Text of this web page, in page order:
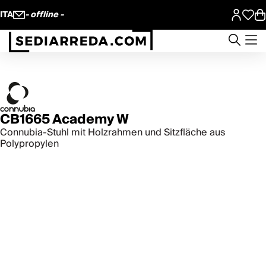
ITA - offline -
CB1665 Academy W
Connubia-Stuhl mit Holzrahmen und Sitzfläche aus
Polypropylen